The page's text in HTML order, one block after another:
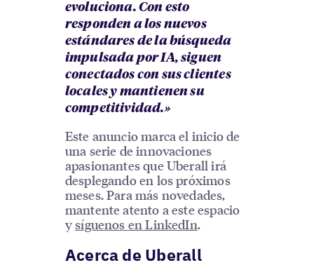
evoluciona. Con esto
responden a los nuevos
estándares de la búsqueda
impulsada por IA, siguen
conectados con sus clientes
locales y mantienen su
competitividad.»
Este anuncio marca el inicio de
una serie de innovaciones
apasionantes que Uberall irá
desplegando en los próximos
meses. Para más novedades,
mantente atento a este espacio
ysíguenos en LinkedIn.
Acerca de Uberall